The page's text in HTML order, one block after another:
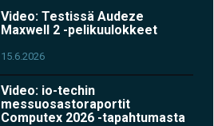
Video: Testissä Audeze
Maxwell 2 -pelikuulokkeet
15.6.2026
Video: io-techin
messuosastoraportit
Computex 2026 -tapahtumasta